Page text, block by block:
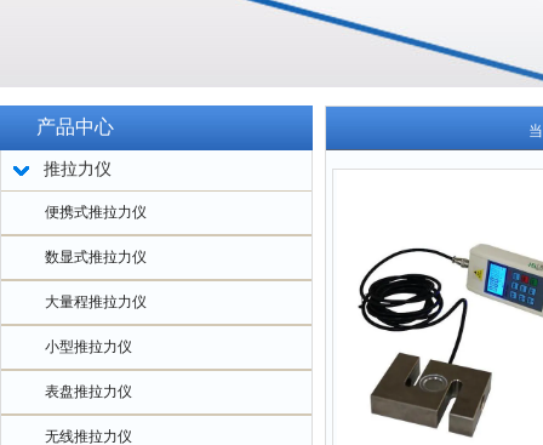
产品中心
推拉力仪
便携式推拉力仪
数显式推拉力仪
大量程推拉力仪
小型推拉力仪
表盘推拉力仪
无线推拉力仪